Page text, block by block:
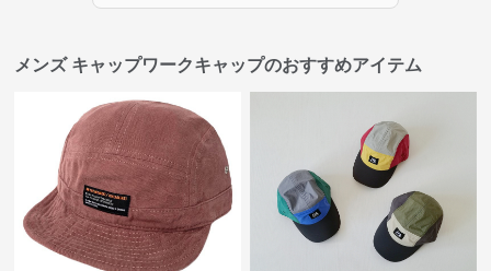
メンズ キャップワークキャップのおすすめアイテム